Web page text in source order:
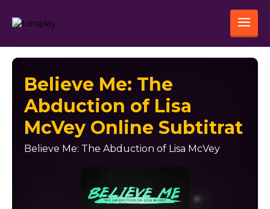
Believe Me: The
Abduction of Lisa
McVey Online Subtitrat
Believe Me: The Abduction of Lisa McVey